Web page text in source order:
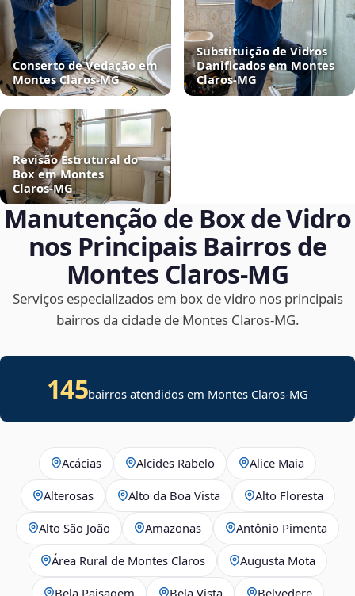
Conserto de Vedação em
Montes Claros‑MG
Substituição de Vidros
Danificados em Montes
Claros‑MG
Revisão Estrutural do
Box em Montes
Claros‑MG
Manutenção de Box de Vidro
nos Principais Bairros de
Montes Claros‑MG
Serviços especializados em box de vidro nos principais
bairros da cidade de Montes Claros‑MG.
145bairros atendidos em Montes Claros-MG
Acácias Alcides Rabelo Alice Maia
Alterosas Alto da Boa Vista Alto Floresta
Alto São João Amazonas Antônio Pimenta
Área Rural de Montes Claros Augusta Mota
Bela Paisagem Bela Vista Belvedere